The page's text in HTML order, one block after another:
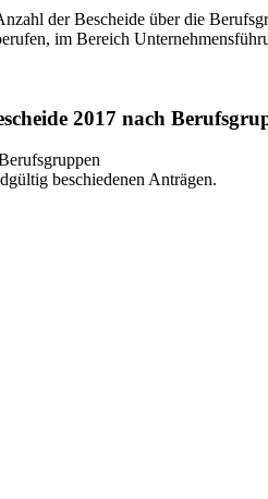
der Bescheide über die
im Bereich
2017 nach
beschiedenen Anträgen.